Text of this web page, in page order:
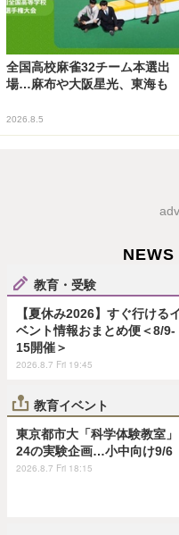
全国高校麻雀32チーム本選出
場…麻布や大阪星光、東海も
2026.8.5
NEWS
教育・受験
【夏休み2026】すぐ行けるイ
ベント情報おまとめ便＜8/9-
15開催＞
2026.8.7 Fri 19:45
教育イベント
東京都市大「科学体験教室」
24の実験企画…小中向け9/6
2026.8.7 Fri 18:15